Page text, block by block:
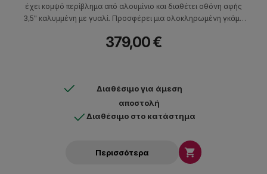
έχει κομψό περίβλημα από αλουμίνιο και διαθέτει οθόνη αφής
3,5" καλυμμένη με γυαλί. Προσφέρει μια ολοκληρωμένη γκάμα
εξαρτήματα υψηλής πιστότητας για απαράμιλλη ποιότητα ήχου.
379,00 €
Διαθέσιμο για άμεση
αποστολή
Διαθέσιμο στο κατάστημα
Περισσότερα 